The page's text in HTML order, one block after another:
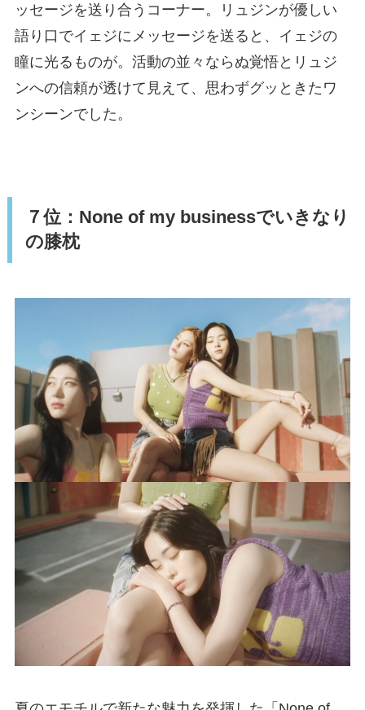
ッセージを送り合うコーナー。リュジンが優しい
語り口でイェジにメッセージを送ると、イェジの
瞳に光るものが。活動の並々ならぬ覚悟とリュジ
ンへの信頼が透けて見えて、思わずグッときたワ
ンシーンでした。
７位：None of my businessでいきなり
の膝枕